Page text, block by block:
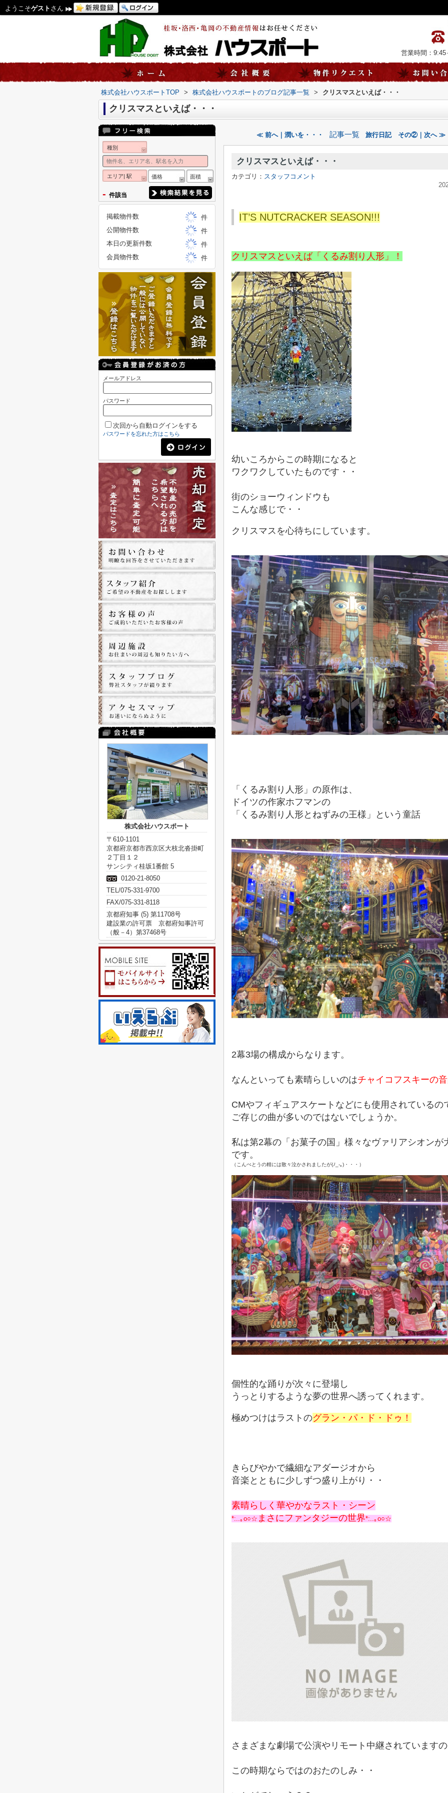
ようこそゲスト さん
営業時間：9:45
株式会社ハウスポートTOP > 株式会社ハウスポートのブログ記事一覧 > クリスマスといえば・・・
クリスマスといえば・・・
≪ 前へ｜潤いを・・・ 記事一覧 旅行日記 その②｜次へ ≫
クリスマスといえば・・・
カテゴリ： スタッフコメント
IT’S NUTCRACKER SEASON!!!
クリスマスといえば「くるみ割り人形」！
幼いころからこの時期になると
ワクワクしていたものです・・
街のショーウィンドウも
こんな感じで・・
クリスマスを心待ちにしています。
「くるみ割り人形」の原作は、
ドイツの作家ホフマンの
「くるみ割り人形とねずみの王様」という童話
2幕3場の構成からなります。
なんといっても素晴らしいのはチャイコフスキーの
CMやフィギュアスケートなどにも使用されているの
ご存じの曲が多いのではないでしょうか。
私は第2幕の「お菓子の国」様々なヴァリアシオンが
です。
（こんぺとうの精には散々泣かされましたが(ﾉ_-｡)・・・）
個性的な踊りが次々に登場し
うっとりするような夢の世界へ誘ってくれます。
極めつけはラストのグラン・パ・ド・ドゥ！
きらびやかで繊細なアダージオから
音楽とともに少しずつ盛り上がり・・
素晴らしく華やかなラスト・シーン
*:..｡o○☆まさにファンタジーの世界*:..｡o○☆
さまざまな劇場で公演やリモート中継されています
この時期ならではのおたのしみ・・
種別
エリア| 駅 価格 面積
- 件該当
掲載物件数
件
公開物件数
件
本日の更新件数
件
会員物件数
件
メールアドレス
パスワード
次回から自動ログインをする
パスワードを忘れた方はこちら
株式会社ハウスポート
〒610-1101
京都府京都市西京区大枝北沓掛町
２丁目１２
サンシティ桂坂1番館 5
0120-21-8050
TEL/075-331-9700
FAX/075-331-8118
京都府知事 (5) 第11708号
建設業の許可票 京都府知事許可
（般－4）第37468号